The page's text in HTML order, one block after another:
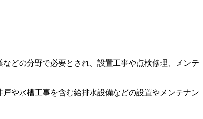
どの分野で必要とされ、設置工事や点検修理、メンテ
や水槽工事を含む給排水設備などの設置やメンテナン